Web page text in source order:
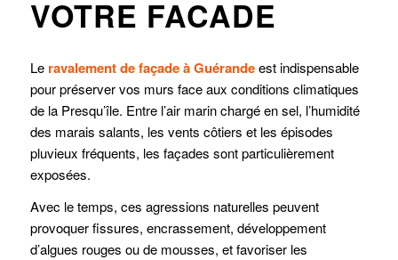
VOTRE FACADE
Le ravalement de façade à Guérandeest indispensable
pour préserver vos murs face aux conditions climatiques
de la Presqu’île. Entre l’air marin chargé en sel, l’humidité
des marais salants, les vents côtiers et les épisodes
pluvieux fréquents, les façades sont particulièrement
exposées.
Avec le temps, ces agressions naturelles peuvent
provoquer fissures, encrassement, développement
d’algues rouges ou de mousses, et favoriser les